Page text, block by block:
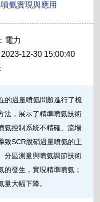
氨實現與應用
電力
12-30 15:00:40
的過量噴氨問題進行了梳
法，展示了精準噴氨技術
氨控制系統不精確、流場
致SCR脫硝過量噴氨的主
分區測量與噴氨調節技術
發生，實現精準噴氨；
大幅下降。